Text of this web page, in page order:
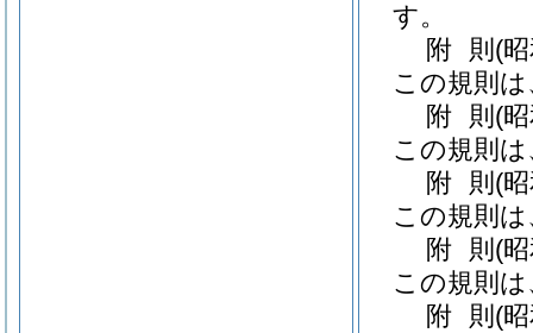
す。
附 則 (
この規則
附 則 (
この規則
附 則 (
この規則
附 則 (
この規則
附 則 (